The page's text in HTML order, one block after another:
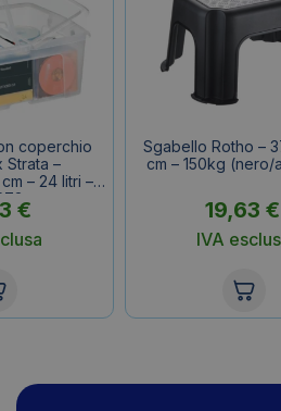
coperchio
Strata –
– 24 litri –
€
Sgabello Rotho –
cm – 150kg (nero/
19,63 €
IVA